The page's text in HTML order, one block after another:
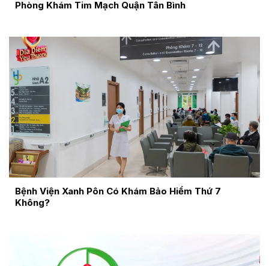
Phòng Khám Tim Mạch Quận Tân Bình
Bệnh Viện Xanh Pôn Có Khám Bảo Hiểm Thứ 7
Không?